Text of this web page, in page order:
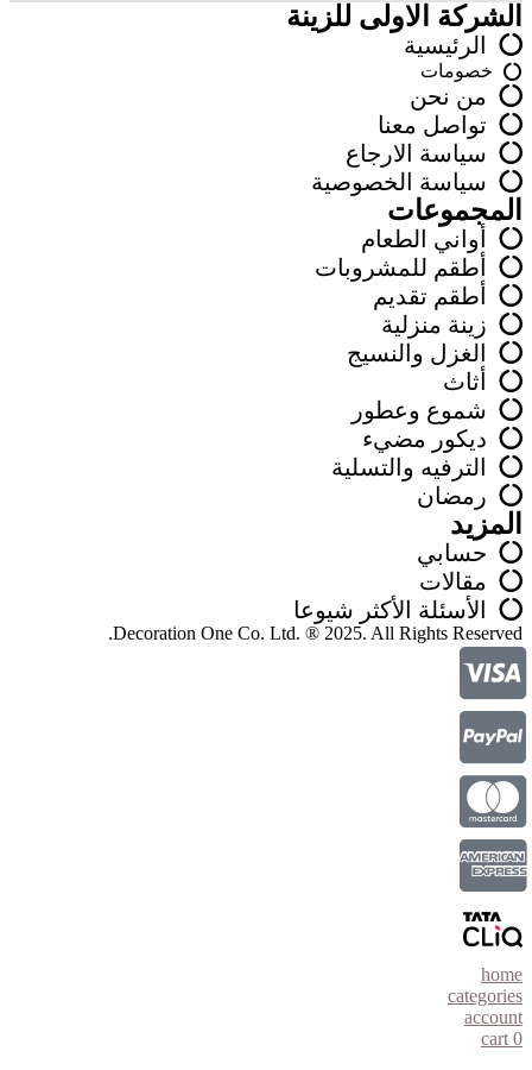
الشركة الاولى للزينة
الرئيسية
خصومات
من نحن
تواصل معنا
سياسة الارجاع
سياسة الخصوصية
المجموعات
أواني الطعام
أطقم للمشروبات
أطقم تقديم
زينة منزلية
الغزل والنسيج
أثاث
شموع وعطور
ديكور مضيء
الترفيه والتسلية
رمضان
المزيد
حسابي
مقالات
الأسئلة الأكثر شيوعا
Decoration One Co. Ltd. ® 2025. All Rights Reserved.
home
categories
account
0
cart